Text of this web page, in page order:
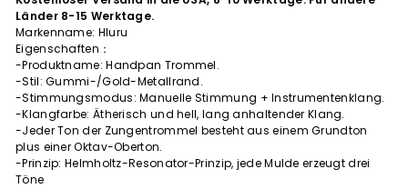
Länder 8-15 Werktage.
Markenname: Hluru
Eigenschaften：
-Produktname: Handpan Trommel.
-Stil: Gummi-/Gold-Metallrand.
-Stimmungsmodus: Manuelle Stimmung + Instrumentenklang.
-Klangfarbe: Ätherisch und hell, lang anhaltender Klang.
-Jeder Ton der Zungentrommel besteht aus einem Grundton
plus einer Oktav-Oberton.
-Prinzip: Helmholtz-Resonator-Prinzip, jede Mulde erzeugt drei
Töne